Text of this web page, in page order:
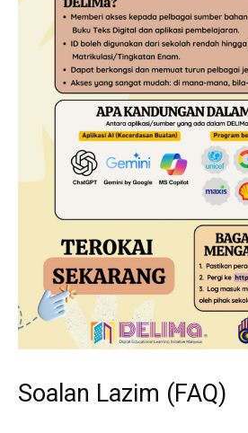
Soalan Lazim (FAQ)